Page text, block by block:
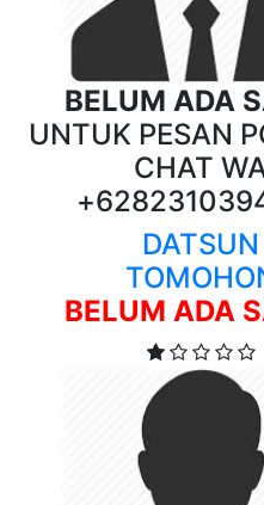
BELUM ADA
UNTUK PESAN
CHAT
DATSUN
BELUM ADA